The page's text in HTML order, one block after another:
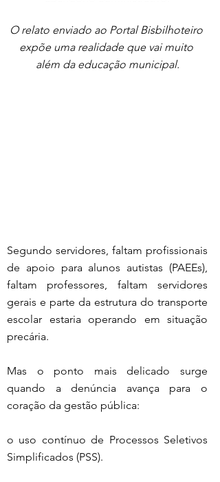
O relato enviado ao Portal Bisbilhoteiro
expõe uma realidade que vai muito
além da educação municipal.
Segundo servidores, faltam profissionais
de apoio para alunos autistas (PAEEs),
faltam professores, faltam servidores
gerais e parte da estrutura do transporte
escolar estaria operando em situação
precária.
Mas o ponto mais delicado surge
quando a denúncia avança para o
coração da gestão pública:
o uso contínuo de Processos Seletivos
Simplificados (PSS).